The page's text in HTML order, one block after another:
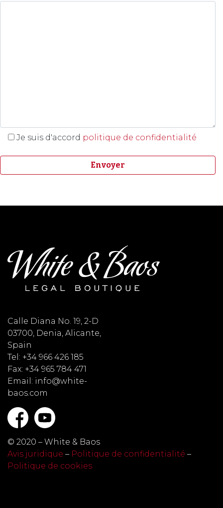
Je suis d'accord politique de confidentialité
Calle Diana No. 19, 2-D
03700, Denia, Alicante,
Spain
Tel: +34 966 426 185
Fax: +34 965 784 471
Email: info@white-
baos.com
© 2020 – White & Baos
Avis juridique – Politique de confidentialité –
Politique de cookies